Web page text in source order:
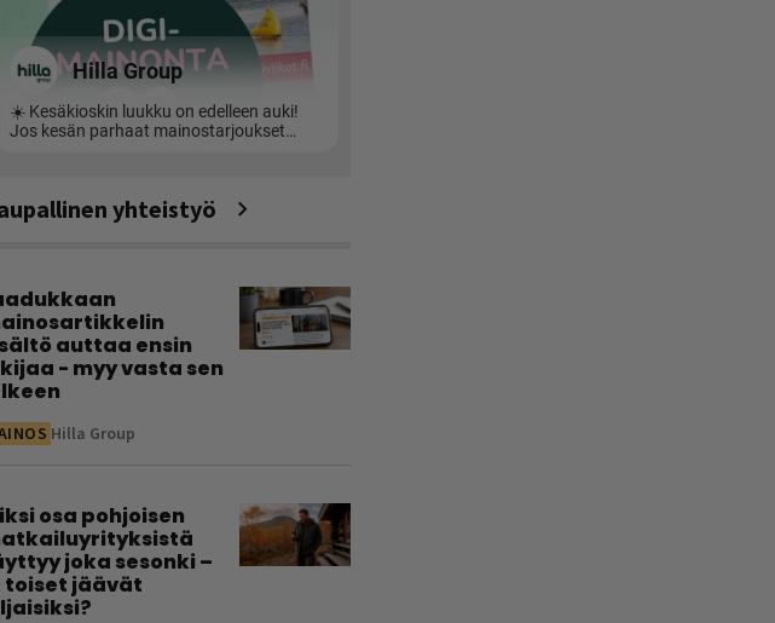
yhteistyö
auttaa ensin
- myy vasta sen
Hilla Group
osa pohjoisen
joka sesonki –
toiset jäävät